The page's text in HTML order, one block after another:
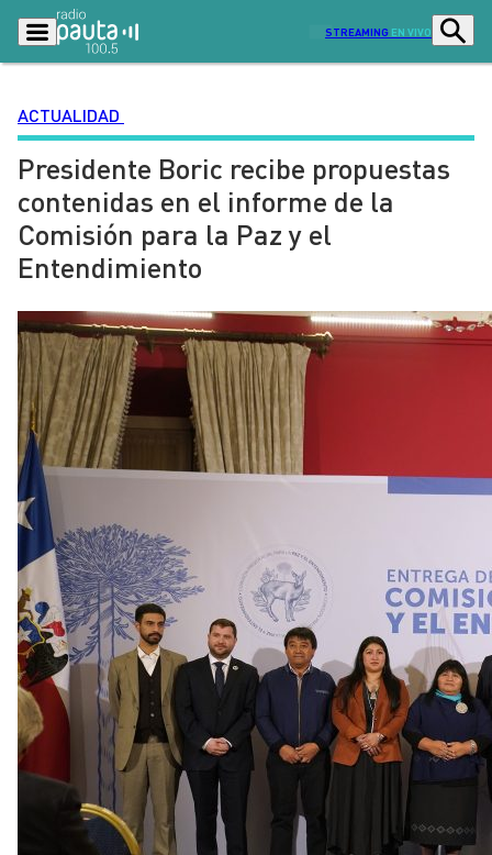
STREAMING EN VIVO
Podcasts Programas
Lo Último Actualidad
Ciudad
Tendencias Deportes
Entretención y Cultura
Dato en Pauta
Contenido Patrocinado
ACTUALIDAD
Presidente Boric recibe propuestas
contenidas en el informe de la
Comisión para la Paz y el
Entendimiento